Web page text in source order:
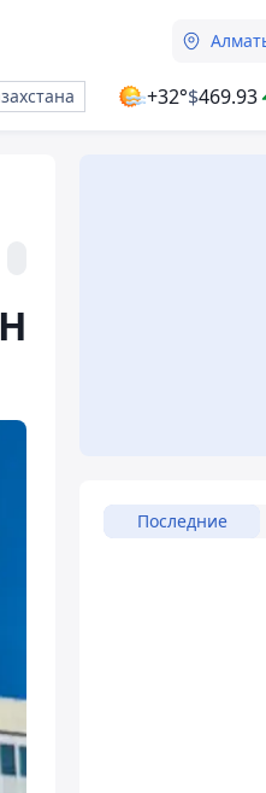
+32°$469.93
Последние